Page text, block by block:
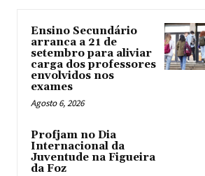
Ensino Secundário
arranca a 21 de
setembro para aliviar
carga dos professores
envolvidos nos
exames
Agosto 6, 2026
Profjam no Dia
Internacional da
Juventude na Figueira
da Foz